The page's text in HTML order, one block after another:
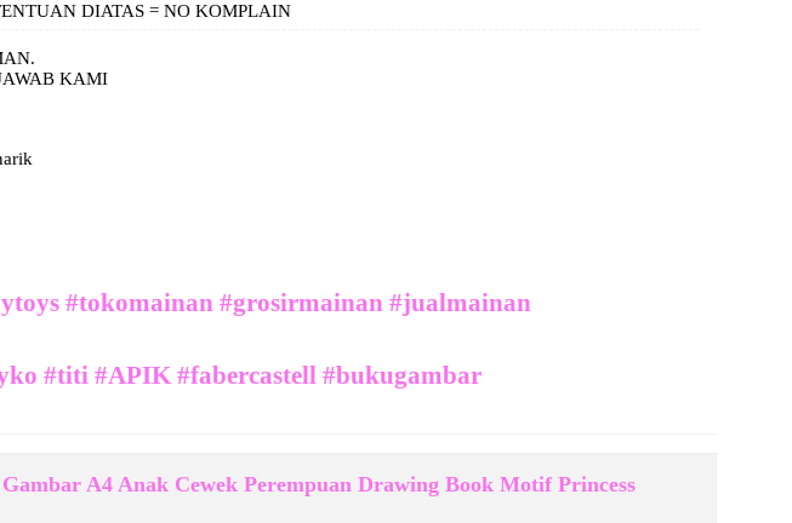
DIATAS = NO KOMPLAIN
KAMI
#tokomainan #grosirmainan #jualmainan
#titi #APIK #fabercastell #bukugambar
A4 Anak Cewek Perempuan Drawing Book Motif Princess